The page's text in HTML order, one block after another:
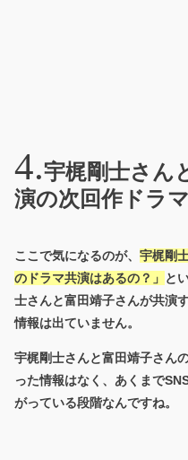
宇梶剛士さん
演の次回作ドラ
ここで気になるのが、 宇梶剛
のドラマ共演はあるの？」 と
士さんと富田靖子さんが共演
情報は出ていません。
宇梶剛士さんと富田靖子さん
った情報はなく、あくまで
がっている段階なんですね。